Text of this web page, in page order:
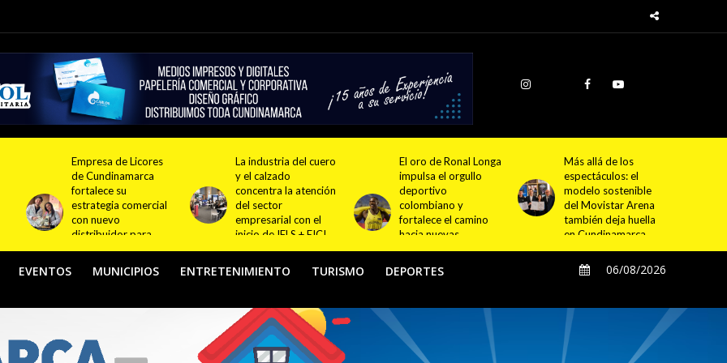
La industria del cuero
y el calzado
concentra la atención
del sector
empresarial con el
inicio de IFLS + EICI
2026
El oro de Ronal Longa
impulsa el orgullo
deportivo
colombiano y
fortalece el camino
hacia nuevas
generaciones de
Más allá de los
espectáculos: el
modelo sostenible
del Movistar Arena
también deja huella
en Cundinamarca
Morat ampliará sus
conciertos con una
experiencia inmersiva
que podrán disfrutar
todos visitantes de
Cundinamarca
EVENTOS MUNICIPIOS ENTRETENIMIENTO TURISMO DEPORTES 06/08/2026